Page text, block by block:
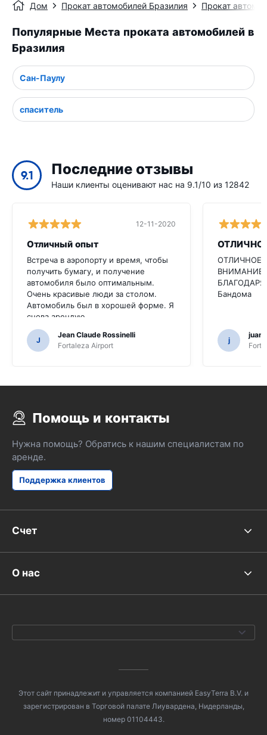
Дом Прокат автомобилей Бразилия Прокат
Популярные Места проката автомобилей в
Бразилия
Сан-Паулу
спаситель
9.1 Последние отзывы
Наши клиенты оценивают нас на 9.1/10 из 12842
12-11-2020
Отличный опыт
Встреча в аэропорту и время, чтобы
получить бумагу, и получение
автомобиля было оптимальным.
Очень красивые люди за столом.
Автомобиль был в хорошей форме. Я
снова арендую
J
Jean Claude Rossinelli
Fortaleza Airport
ОТЛИЧНО
ОТЛИЧНОЕ
ВНИМАНИЕ
Бандома
j
juan
Помощь и контакты
Нужна помощь? Обратись к нашим специалистам по
аренде.
Поддержка клиентов
Счет
О нас
Этот сайт принадлежит и управляется компанией EasyTerra B.V. и
зарегистрирован в Торговой палате Лиувардена, Нидерланды,
номер 01104443.